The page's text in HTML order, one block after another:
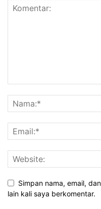
Simpan nama, email,
lain kali saya berkomentar.